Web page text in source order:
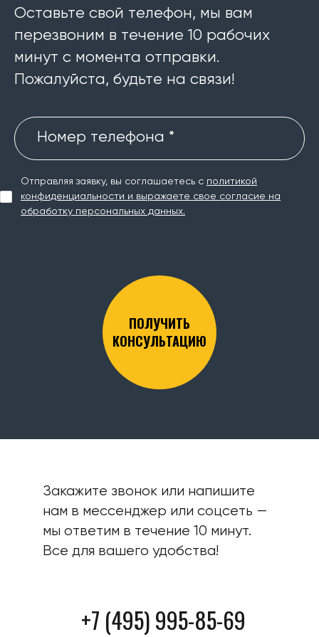
Оставьте свой телефон, мы вам
перезвоним в течение 10 рабочих
минут с момента отправки.
Пожалуйста, будьте на связи!
Номер телефона *
Отправляя заявку, вы соглашаетесь с политикой
конфиденциальности и выражаете свое согласие на
обработку персональных данных.
ПОЛУЧИТЬ
КОНСУЛЬТАЦИЮ
Закажите звонок или напишите
нам в мессенджер или соцсеть —
мы ответим в течение 10 минут.
Все для вашего удобства!
+7 (495) 995-85-69